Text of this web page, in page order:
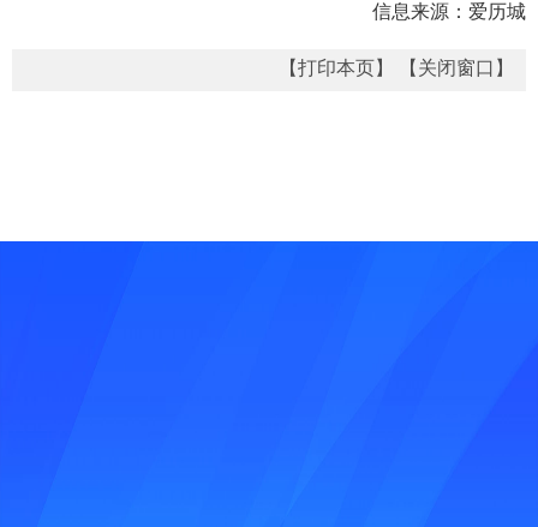
信息来源：爱历城
【打印本页】 【关闭窗口】